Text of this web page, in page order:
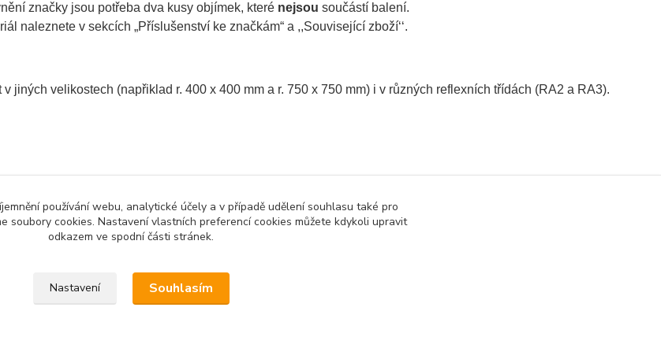
značky jsou potřeba dva kusy objímek, které nejsou součástí balení.
naleznete v sekcích „Příslušenství ke značkám“ a ,,Související zboží‘‘.
jiných velikostech (napřiklad r. 400 x 400 mm a r. 750 x 750 mm) i v různých reflexních třídách (RA2 a RA3).
používání webu, analytické účely a v případě udělení souhlasu také pro
soubory cookies. Nastavení vlastních preferencí cookies můžete kdykoli upravit
odkazem ve spodní části stránek.
Nastavení Souhlasím